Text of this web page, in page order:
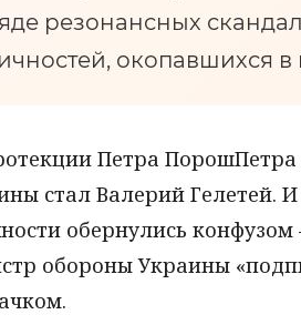
резонансных
окопавшихся
Петра
стал Валерий Гелетей.
обернулись
обороны Украины